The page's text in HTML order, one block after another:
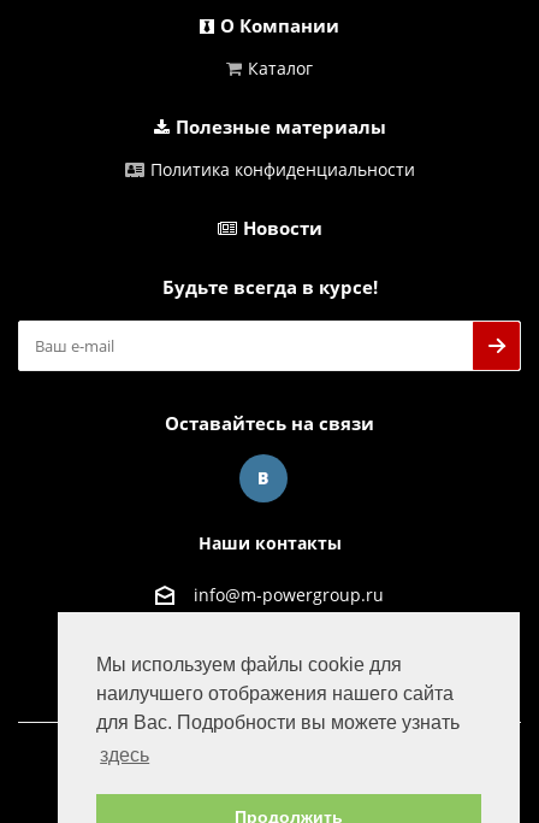
Мы используем файлы cookie для
наилучшего отображения нашего сайта
для Вас. Подробности вы можете узнать
здесь
Продолжить
О Компании
Каталог
Полезные материалы
Политика конфиденциальности
Новости
Будьте всегда в курсе!
Оставайтесь на связи
Наши контакты
info@m-powergroup.ru